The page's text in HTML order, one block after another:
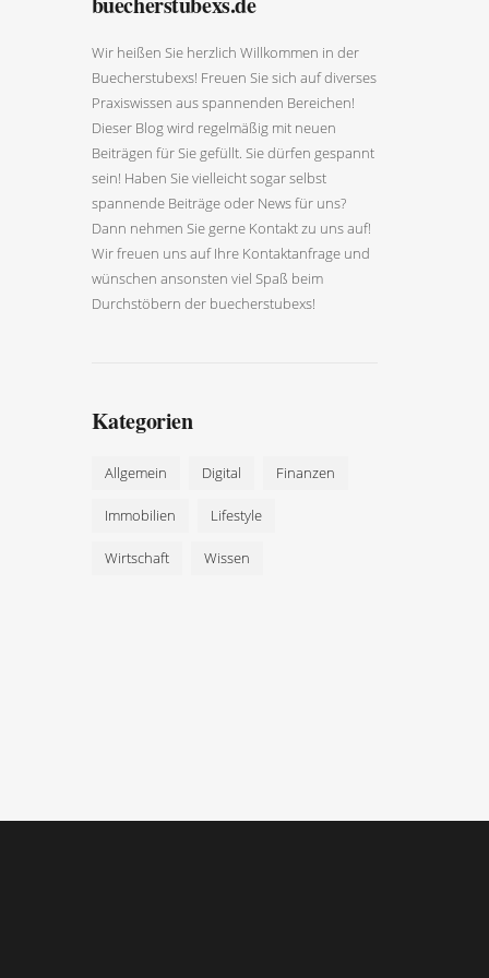
Wir heißen Sie herzlich Willkommen in der
Buecherstubexs! Freuen Sie sich auf diverses
Praxiswissen aus spannenden Bereichen!
Dieser Blog wird regelmäßig mit neuen
Beiträgen für Sie gefüllt. Sie dürfen gespannt
sein! Haben Sie vielleicht sogar selbst
spannende Beiträge oder News für uns?
Dann nehmen Sie gerne Kontakt zu uns auf!
Wir freuen uns auf Ihre Kontaktanfrage und
wünschen ansonsten viel Spaß beim
Durchstöbern der buecherstubexs!
Kategorien
Allgemein Digital Finanzen
Immobilien Lifestyle
Wirtschaft Wissen